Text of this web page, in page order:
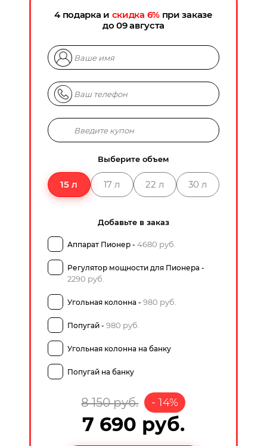
4 подарка и скидка 6%при заказе
Выберите объем
15 л 17 л 22 л 30 л
Добавьте в заказ
Аппарат Пионер - 4680 руб.
Регулятор мощности для Пионера -
2290 руб.
Угольная колонна - 980 руб.
Попугай - 980 руб.
Угольная колонна на банку
Попугай на банку
8 150руб. -14%
7 690 руб.